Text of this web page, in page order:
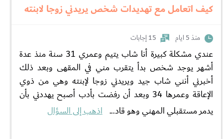
كيف اتعامل مع تهديدات شخص يريدني زوجا لابنته
منذ 5 ايام 15 إجابات
عندي مشكلة كبيرة أنا شاب يتيم وعمري 31 سنة منذ عدة
أشهر يوجد شخص بدأ يتقرب مني في المقهى وبعد ذلك
أخبرني أنني شاب جيد ويريدني زوجا لإبنته وهي من ذوي
الإعاقة وعمرها 34 وبعد أن رفضت بأدب أصبح يهددني بأن
يدمر مستقبلي المهني وهو قاد... اذهب إلى السؤال